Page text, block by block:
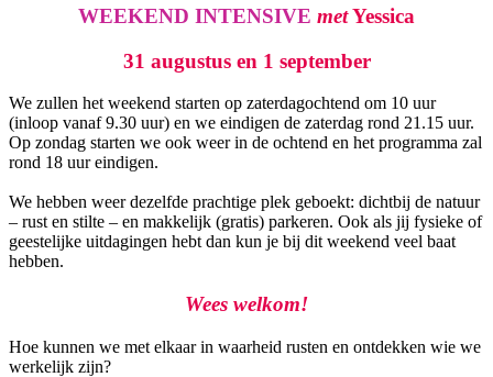
WEEKEND INTENSIVE metYessica
31 augustus en 1 september
We zullen het weekend starten op zaterdagochtend om 10 uur
(inloop vanaf 9.30 uur) en we eindigen de zaterdag rond 21.15 uur.
Op zondag starten we ook weer in de ochtend en het programma zal
rond 18 uur eindigen.
We hebben weer dezelfde prachtige plek geboekt: dichtbij de natuur
– rust en stilte – en makkelijk (gratis) parkeren. Ook als jij fysieke of
geestelijke uitdagingen hebt dan kun je bij dit weekend veel baat
hebben.
Wees welkom!
Hoe kunnen we met elkaar in waarheid rusten en ontdekken wie we
werkelijk zijn?